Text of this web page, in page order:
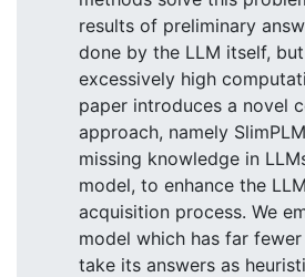
results of preliminary
done by the LLM itself,
excessively high
paper introduces a novel
approach, namely
missing knowledge in
model, to enhance the
acquisition process. We
model which has far
take its answers as